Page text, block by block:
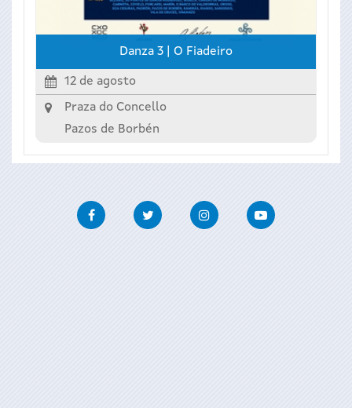
Danza 3 | O Fiadeiro
12 de agosto
Praza do Concello
Pazos de Borbén
FacebookTwitter InstagramYoutube